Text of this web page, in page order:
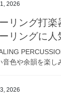
2026
リング打
リングに
音色や余韻を楽
2026